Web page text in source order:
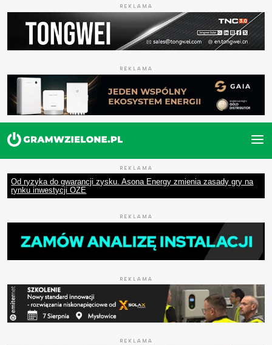
REKLAMA
REKLAMA
REKLAMA
Od ryzyka do gwarancji zysku. Asona Energy zmienia zasady gry na
rynku inwestycji OZE
REKLAMA
REKLAMA
REKLAMA